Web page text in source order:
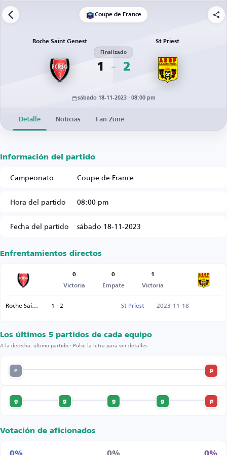
Coupe de France
Roche Saint Genest
1
Finalizado
2
St Priest
sábado 18-11-2023 · 08:00 pm
Detalle Noticias Fan Zone
Información del partido
Campeonato
Coupe de France
Hora del partido
08:00 pm
Fecha del partido
sábado 18-11-2023
Enfrentamientos directos
0
Victoria
0
Empate
1
Victoria
Roche Saint Genest 1 - 2 St Priest 2023-11-18
Los últimos 5 partidos de cada equipo
A la derecha: último partido · Pulse la letra para ver detalles
p
e
p
g
g
g
g
Votación de aficionados